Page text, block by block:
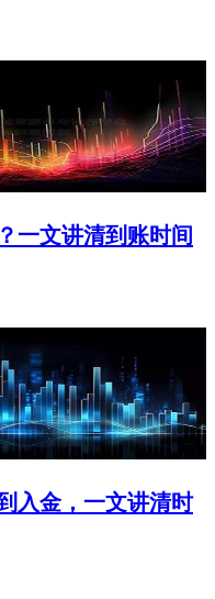
一文讲清到账时间
入金，一文讲清时